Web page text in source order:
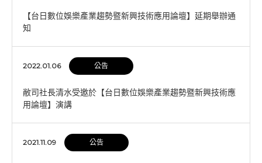
【台日數位娛樂產業趨勢暨新興技術應用論壇】延期舉辦通
知
2022.01.06 公告
敝司社長清水受邀於【台日數位娛樂產業趨勢暨新興技術應
用論壇】演講
2021.11.09 公告